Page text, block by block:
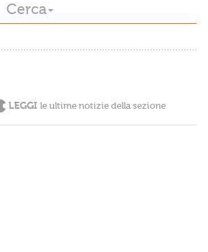
Cerca
LEGGI le ultime notizie della sezione